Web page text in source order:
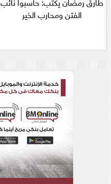
الفتن ومحارب الخير